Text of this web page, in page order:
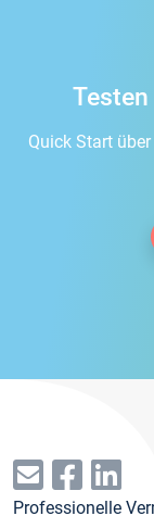
Quick Start
Professionelle